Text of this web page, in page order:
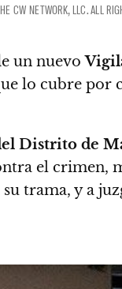
CW NETWORK, LLC. ALL
un nuevo
lo cubre
Distrito de
el crimen,
trama, y a